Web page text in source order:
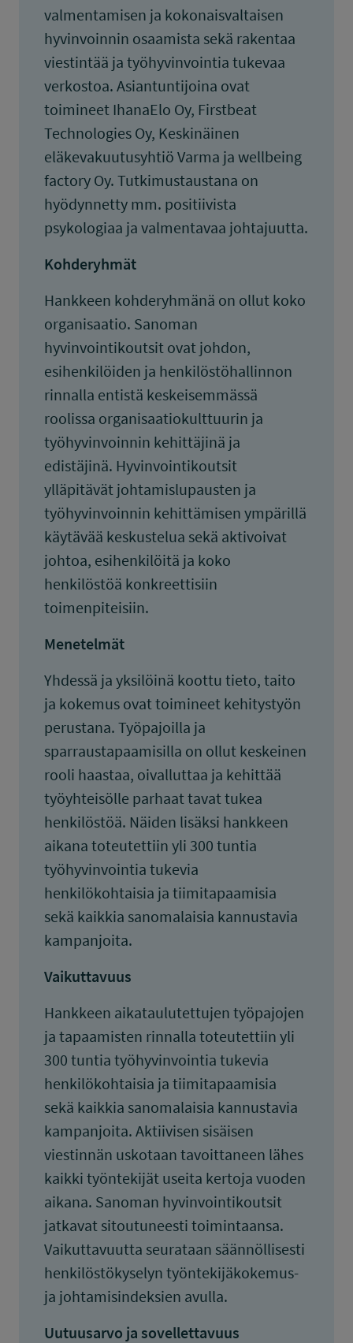
valmentamisen ja kokonaisvaltaisen
hyvinvoinnin osaamista sekä rakentaa
viestintää ja työhyvinvointia tukevaa
verkostoa. Asiantuntijoina ovat
toimineet IhanaElo Oy, Firstbeat
Technologies Oy, Keskinäinen
eläkevakuutusyhtiö Varma ja wellbeing
factory Oy. Tutkimustaustana on
hyödynnetty mm. positiivista
psykologiaa ja valmentavaa johtajuutta.
Kohderyhmät
Hankkeen kohderyhmänä on ollut koko
organisaatio. Sanoman
hyvinvointikoutsit ovat johdon,
esihenkilöiden ja henkilöstöhallinnon
rinnalla entistä keskeisemmässä
roolissa organisaatiokulttuurin ja
työhyvinvoinnin kehittäjinä ja
edistäjinä. Hyvinvointikoutsit
ylläpitävät johtamislupausten ja
työhyvinvoinnin kehittämisen ympärillä
käytävää keskustelua sekä aktivoivat
johtoa, esihenkilöitä ja koko
henkilöstöä konkreettisiin
toimenpiteisiin.
Menetelmät
Yhdessä ja yksilöinä koottu tieto, taito
ja kokemus ovat toimineet kehitystyön
perustana. Työpajoilla ja
sparraustapaamisilla on ollut keskeinen
rooli haastaa, oivalluttaa ja kehittää
työyhteisölle parhaat tavat tukea
henkilöstöä. Näiden lisäksi hankkeen
aikana toteutettiin yli 300 tuntia
työhyvinvointia tukevia
henkilökohtaisia ja tiimitapaamisia
sekä kaikkia sanomalaisia kannustavia
kampanjoita.
Vaikuttavuus
Hankkeen aikataulutettujen työpajojen
ja tapaamisten rinnalla toteutettiin yli
300 tuntia työhyvinvointia tukevia
henkilökohtaisia ja tiimitapaamisia
sekä kaikkia sanomalaisia kannustavia
kampanjoita. Aktiivisen sisäisen
viestinnän uskotaan tavoittaneen lähes
kaikki työntekijät useita kertoja vuoden
aikana. Sanoman hyvinvointikoutsit
jatkavat sitoutuneesti toimintaansa.
Vaikuttavuutta seurataan säännöllisesti
henkilöstökyselyn työntekijäkokemus-
ja johtamisindeksien avulla.
Uutuusarvo ja sovellettavuus